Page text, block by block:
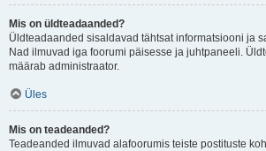
Mis on üldteadaanded?
Üldteadaanded sisaldavad tähtsat informatsiooni ja
Nad ilmuvad iga foorumi päisesse ja juhtpaneeli.
määrab administraator.
Üles
Mis on teadeanded?
Teadeanded ilmuvad alafoorumis teiste postituste